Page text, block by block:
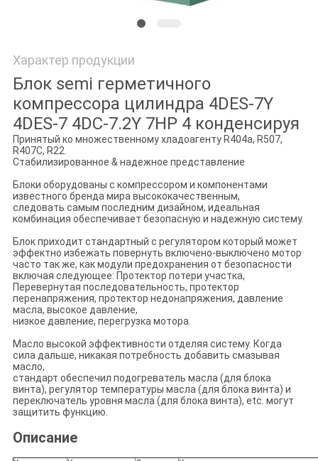
Характер продукции
Блок semi герметичного
компрессора цилиндра 4DES-7Y
4DES-7 4DC-7.2Y 7HP 4 конденсируя
Принятый ко множественному хладоагенту R404a, R507,
R407C, R22.
Стабилизированное & надежное представление
Блоки оборудованы с компрессором и компонентами
известного бренда мира высококачественным,
следовать самым последним дизайном, идеальная
комбинация обеспечивает безопасную и надежную систему.
Блок приходит стандартный с регулятором который может
эффектно избежать повернуть включено-выключено мотор
часто так же, как модули предохранения от безопасности
включая следующее: Протектор потери участка,
Перевернутая последовательность, протектор
перенапряжения, протектор недонапряжения, давление
масла, высокое давление,
низкое давление, перегрузка мотора.
Масло высокой эффективности отделяя систему. Когда
сила дальше, никакая потребность добавить смазывая
масло,
стандарт обеспечил подогреватель масла (для блока
винта), регулятор температуры масла (для блока винта) и
переключатель уровня масла (для блока винта), etc. могут
защитить функцию.
Описание